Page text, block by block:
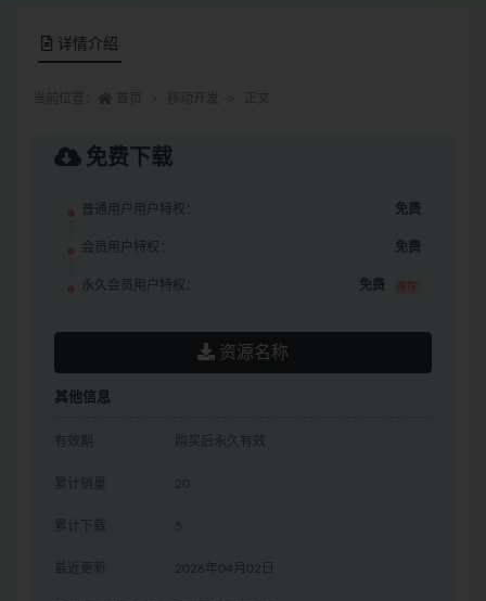
详情介绍
免费下载
普通用户用户特权： 免费
会员用户特权： 免费
永久会员用户特权： 免费 推荐
资源名称
其他信息
有效期 购买后永久有效
累计销量 20
累计下载 5
最近更新 2026年04月02日